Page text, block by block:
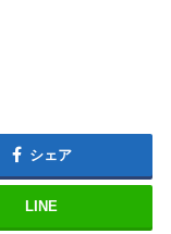
シェア
LINE